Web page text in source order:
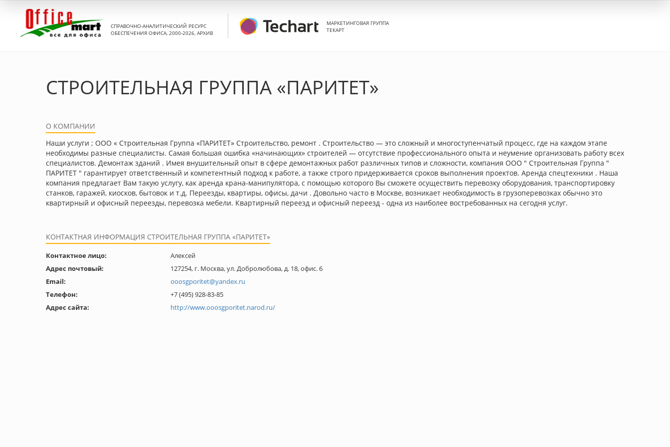
СПРАВОЧНО-АНАЛИТИЧЕСКИЙ РЕСУРС
ОБЕСПЕЧЕНИЯ ОФИСА, 2000-2026, АРХИВ
МАРКЕТИНГОВАЯ ГРУППА
ТЕКАРТ
СТРОИТЕЛЬНАЯ ГРУППА «ПАРИТЕТ»
О КОМПАНИИ
Наши услуги ; ООО « Строительная Группа «ПАРИТЕТ» Строительство, ремонт . Строительство — это сложный и многоступенчатый процесс, где на каждом этапе
необходимы разные специалисты. Самая большая ошибка «начинающих» строителей — отсутствие профессионального опыта и неумение организовать работу всех
специалистов. Демонтаж зданий . Имея внушительный опыт в сфере демонтажных работ различных типов и сложности, компания ООО " Строительная Группа "
ПАРИТЕТ " гарантирует ответственный и компетентный подход к работе, а также строго придерживается сроков выполнения проектов. Аренда спецтехники . Наша
компания предлагает Вам такую услугу, как аренда крана-манипулятора, с помощью которого Вы сможете осуществить перевозку оборудования, транспортировку
станков, гаражей, киосков, бытовок и т.д. Переезды, квартиры, офисы, дачи . Довольно часто в Москве, возникает необходимость в грузоперевозках обычно это
квартирный и офисный переезды, перевозка мебели. Квартирный переезд и офисный переезд - одна из наиболее востребованных на сегодня услуг.
КОНТАКТНАЯ ИНФОРМАЦИЯ СТРОИТЕЛЬНАЯ ГРУППА «ПАРИТЕТ»
Контактное лицо:
Алексей
Адрес почтовый:
127254, г. Москва, ул. Добролюбова, д. 18, офис. 6
Email:
ooosgporitet@yandex.ru
Телефон:
+7 (495) 928-83-85
Адрес сайта:
http://www.ooosgporitet.narod.ru/